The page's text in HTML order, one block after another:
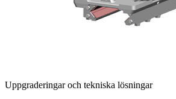
Uppgraderingar och tekniska lösningar